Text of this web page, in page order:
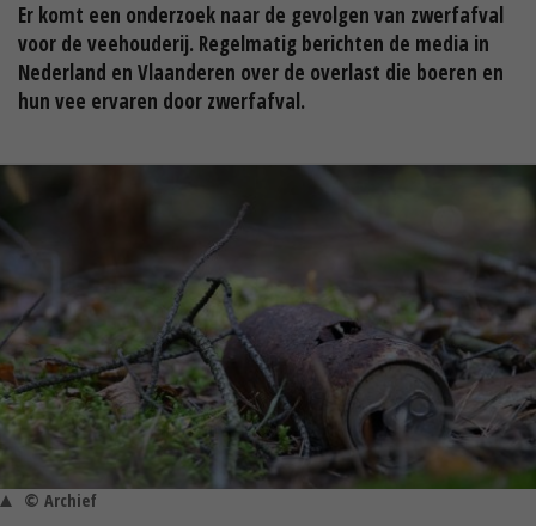
Er komt een onderzoek naar de gevolgen van zwerfafval
voor de veehouderij. Regelmatig berichten de media in
Nederland en Vlaanderen over de overlast die boeren en
hun vee ervaren door zwerfafval.
© Archief